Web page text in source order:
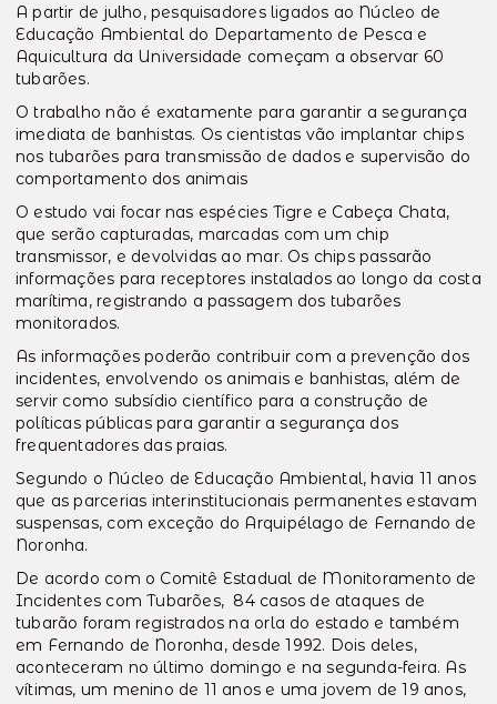
A partir de julho, pesquisadores ligados ao Núcleo de
Educação Ambiental do Departamento de Pesca e
Aquicultura da Universidade começam a observar 60
tubarões.
O trabalho não é exatamente para garantir a segurança
imediata de banhistas. Os cientistas vão implantar chips
nos tubarões para transmissão de dados e supervisão do
comportamento dos animais
O estudo vai focar nas espécies Tigre e Cabeça Chata,
que serão capturadas, marcadas com um chip
transmissor, e devolvidas ao mar. Os chips passarão
informações para receptores instalados ao longo da costa
marítima, registrando a passagem dos tubarões
monitorados.
As informações poderão contribuir com a prevenção dos
incidentes, envolvendo os animais e banhistas, além de
servir como subsídio científico para a construção de
políticas públicas para garantir a segurança dos
frequentadores das praias.
Segundo o Núcleo de Educação Ambiental, havia 11 anos
que as parcerias interinstitucionais permanentes estavam
suspensas, com exceção do Arquipélago de Fernando de
Noronha.
De acordo com o Comitê Estadual de Monitoramento de
Incidentes com Tubarões, 84 casos de ataques de
tubarão foram registrados na orla do estado e também
em Fernando de Noronha, desde 1992. Dois deles,
aconteceram no último domingo e na segunda-feira. As
vítimas, um menino de 11 anos e uma jovem de 19 anos,